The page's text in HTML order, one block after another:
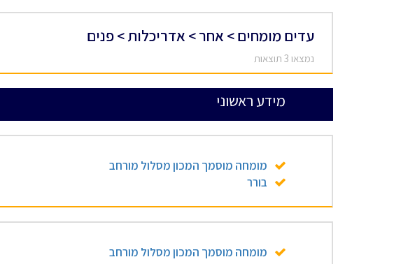
עדים מומחים > אחר > אדריכלות > פנים
נמצאו 3 תוצאות
מידע ראשוני
מומחה מוסמך המכון מסלול מורחב
בורר
מומחה מוסמך המכון מסלול מורחב